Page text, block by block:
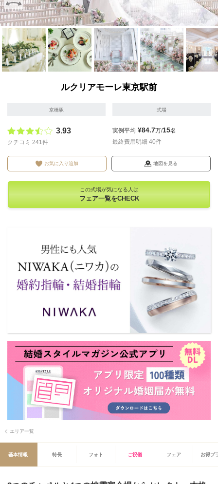
ルクリアモーレ東京駅前
京橋駅 式場
3.93
クチコミ 241件
実例平均 ¥84.7万/15名
最終費用明細 40件
お気に入り追加 地図を見る
この式場が気になる人は
フェア一覧をCHECK
エリア一覧
基本情報 特長 フォト ご祝儀 フェア お得プ